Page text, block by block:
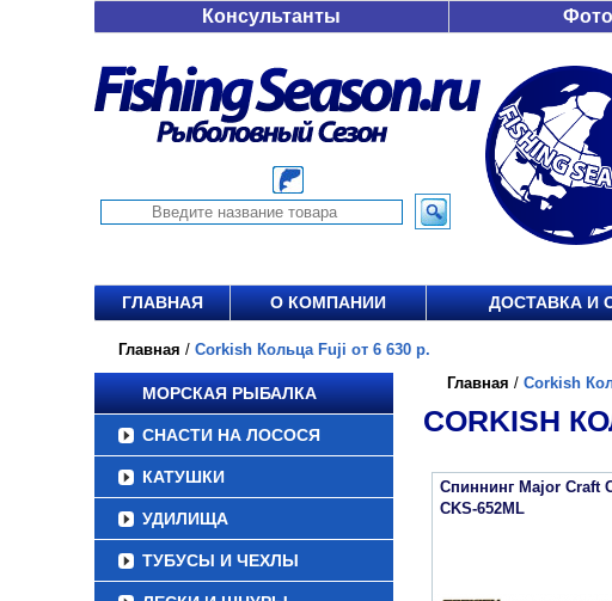
Консультанты
ГЛАВНАЯ О КОМПАНИИ ДОСТАВКА И
Главная / Corkish Кольца Fuji от 6 630 р.
МОРСКАЯ РЫБАЛКА
СНАСТИ НА ЛОСОСЯ
КАТУШКИ
УДИЛИЩА
ТУБУСЫ И ЧЕХЛЫ
Главная / Corkish
CORKISH
Спиннинг Major Craft
CKS-652ML